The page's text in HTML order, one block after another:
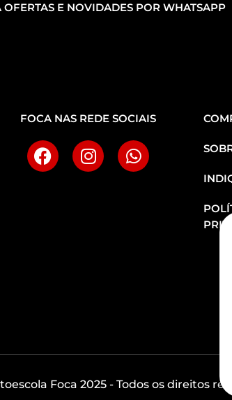
OFERTAS E NOVIDADES POR WHATSAPP
FOCA NAS REDE SOCIAIS
Foca 2025 - Todos os direitos